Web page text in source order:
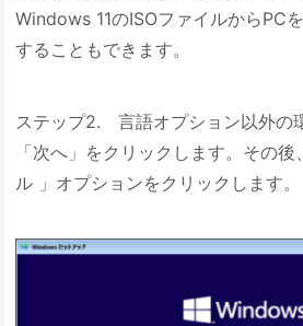
Windows 11のISOファイルからPC
することもできます。
ステップ2. 言語オプション以外の
「次へ」をクリックします。その
ル 」オプションをクリックします。